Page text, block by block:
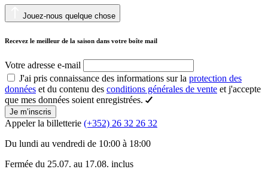
Jouez-nous quelque chose
Recevez le meilleur de la saison dans votre boîte mail
Votre adresse e-mail
J'ai pris connaissance des informations sur la protection des
données et du contenu des conditions générales de vente et j'accepte
que mes données soient enregistrées.
Je m’inscris
Appeler la billetterie (+352) 26 32 26 32
Du lundi au vendredi de 10:00 à 18:00
Fermée du 25.07. au 17.08. inclus